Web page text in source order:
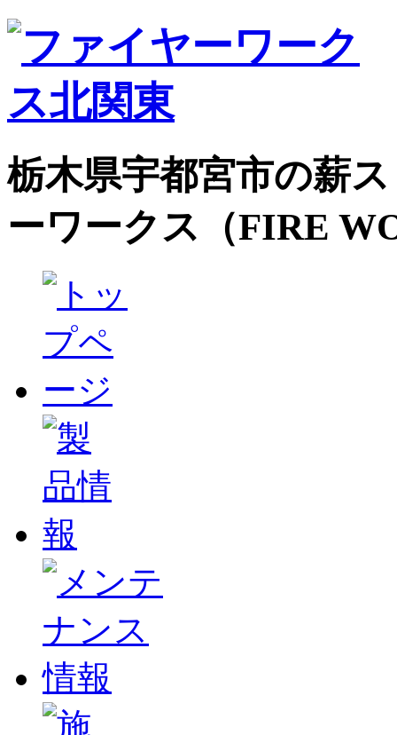
栃木県宇都宮市の薪
ーワークス（FIRE